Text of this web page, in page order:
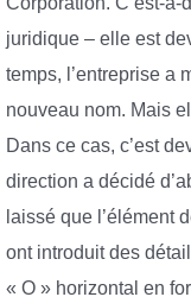
juridique – elle est
temps, l’entreprise a
nouveau nom. Mais
Dans ce cas, c’est
direction a décidé
laissé que l’élément
ont introduit des
« O » horizontal en